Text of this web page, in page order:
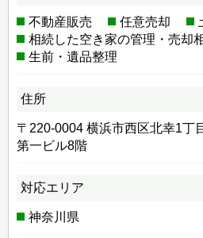
不動産販売 任意売却
相続した空き家の管理・売却
生前・遺品整理
住所
〒220-0004 横浜市西区北幸1丁
第一ビル8階
対応エリア
神奈川県